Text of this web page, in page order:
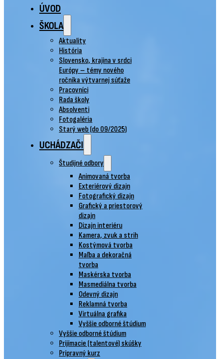
ÚVOD
ŠKOLA
Aktuality
História
Slovensko, krajina v srdci
Európy – témy nového
ročníka výtvarnej súťaže
Pracovníci
Rada školy
Absolventi
Fotogaléria
Starý web (do 09/2025)
UCHÁDZAČI
Študijné odbory
Animovaná tvorba
Exteriérový dizajn
Fotografický dizajn
Grafický a priestorový
dizajn
Dizajn interiéru
Kamera, zvuk a strih
Kostýmová tvorba
Maľba a dekoračná
tvorba
Maskérska tvorba
Masmediálna tvorba
Odevný dizajn
Reklamná tvorba
Virtuálna grafika
Vyššie odborné štúdium
Vyššie odborné štúdium
Prijímacie (talentové) skúšky
Prípravný kurz